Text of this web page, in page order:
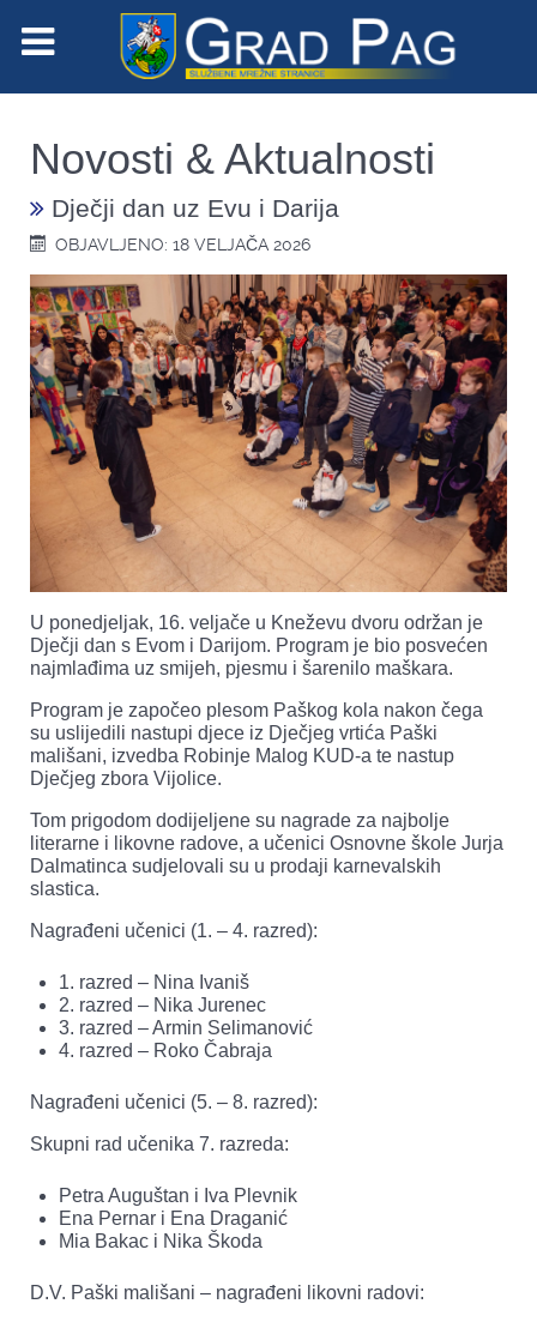
Novosti & Aktualnosti
Dječji dan uz Evu i Darija
OBJAVLJENO: 18 VELJAČA 2026
U ponedjeljak, 16. veljače u Kneževu dvoru održan je
Dječji dan s Evom i Darijom. Program je bio posvećen
najmlađima uz smijeh, pjesmu i šarenilo maškara.
Program je započeo plesom Paškog kola nakon čega
su uslijedili nastupi djece iz Dječjeg vrtića Paški
mališani, izvedba Robinje Malog KUD-a te nastup
Dječjeg zbora Vijolice.
Tom prigodom dodijeljene su nagrade za najbolje
literarne i likovne radove, a učenici Osnovne škole Jurja
Dalmatinca sudjelovali su u prodaji karnevalskih
slastica.
Nagrađeni učenici (1. – 4. razred):
1. razred – Nina Ivaniš
2. razred – Nika Jurenec
3. razred – Armin Selimanović
4. razred – Roko Čabraja
Nagrađeni učenici (5. – 8. razred):
Skupni rad učenika 7. razreda:
Petra Auguštan i Iva Plevnik
Ena Pernar i Ena Draganić
Mia Bakac i Nika Škoda
D.V. Paški mališani – nagrađeni likovni radovi: